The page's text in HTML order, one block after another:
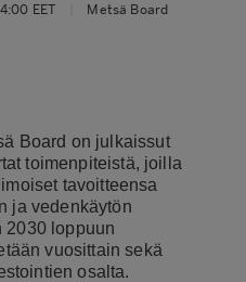
EET Metsä Board
Board on julkaissut
toimenpiteistä, joilla
tavoitteensa
ja vedenkäytön
2030 loppuun
vuosittain sekä
osalta.